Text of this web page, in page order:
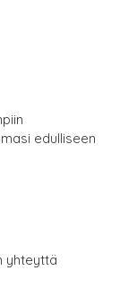
edulliseen
yhteyttä